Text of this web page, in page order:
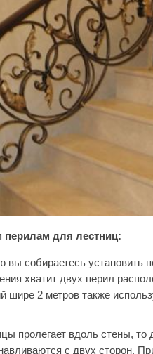
перилам для лестниц:
вы собираетесь установить
хватит двух перил
шире 2 метров также
пролегает вдоль стены, то
с двух сторон.